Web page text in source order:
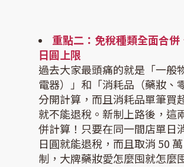
重點二：免稅種類全面合併
日圓上限
過去大家最頭痛的就是「一般
電器）」和「消耗品（藥妝、
分開計算，而且消耗品單筆買
就不能退稅。新制上路後，這
併計算！只要在同一間店單日
日圓就能退稅，而且取消 50
制，大牌藥妝愛怎麼囤就怎麼